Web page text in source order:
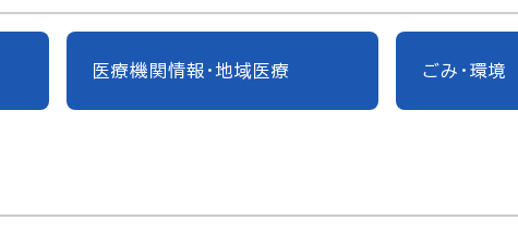
医療機関情報・地域医療 ごみ・環境